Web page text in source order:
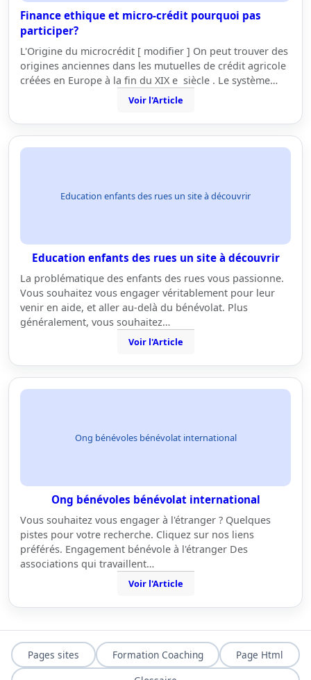
Finance ethique et micro-crédit pourquoi pas
participer?
L'Origine du microcrédit [ modifier ] On peut trouver des
origines anciennes dans les mutuelles de crédit agricole
créées en Europe à la fin du XIX e siècle . Le système…
Voir l'Article
Education enfants des rues un site à découvrir
Education enfants des rues un site à découvrir
La problématique des enfants des rues vous passionne.
Vous souhaitez vous engager véritablement pour leur
venir en aide, et aller au-delà du bénévolat. Plus
généralement, vous souhaitez…
Voir l'Article
Ong bénévoles bénévolat international
Ong bénévoles bénévolat international
Vous souhaitez vous engager à l'étranger ? Quelques
pistes pour votre recherche. Cliquez sur nos liens
préférés. Engagement bénévole à l'étranger Des
associations qui travaillent…
Voir l'Article
Pages sites Formation Coaching
Page Html